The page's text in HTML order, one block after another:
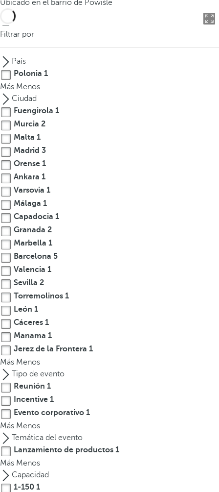
o
u
i
r
t
r
e
o
m
á
s
c
a
r
a
t
e
r
e
s
,
p
u
d
e
s
p
u
l
s
a
r
l
a
t
e
Ubicado en el barrio de Powiśle
Filtrar por
País
Polonia 1
Más Menos
Ciudad
Fuengirola 1
Murcia 2
Malta 1
Madrid 3
Orense 1
Ankara 1
Varsovia 1
Málaga 1
Capadocia 1
Granada 2
Marbella 1
Barcelona 5
Valencia 1
Sevilla 2
Torremolinos 1
León 1
Cáceres 1
Manama 1
Jerez de la Frontera 1
Más Menos
Tipo de evento
Reunión 1
Incentive 1
Evento corporativo 1
Más Menos
Temática del evento
Lanzamiento de productos 1
Más Menos
Capacidad
1-150 1